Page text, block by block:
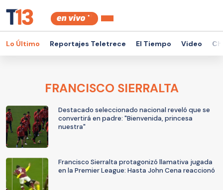
Lo Último Reportajes Teletrece El Tiempo Video
FRANCISCO SIERRALTA
Destacado seleccionado nacional reveló que se
convertirá en padre: "Bienvenida, princesa
nuestra"
Francisco Sierralta protagonizó llamativa jugada
en la Premier League: Hasta John Cena reaccionó